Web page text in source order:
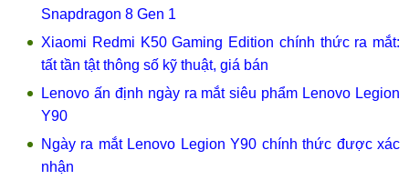
Snapdragon 8 Gen 1
Xiaomi Redmi K50 Gaming Edition chính thức ra mắt:
tất tần tật thông số kỹ thuật, giá bán
Lenovo ấn định ngày ra mắt siêu phẩm Lenovo Legion
Y90
Ngày ra mắt Lenovo Legion Y90 chính thức được xác
nhận